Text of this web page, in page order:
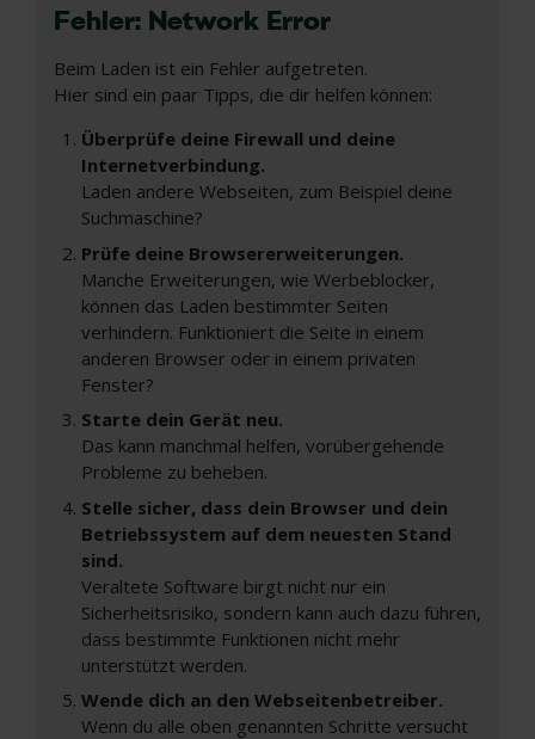
Fehler: Network Error
Beim Laden ist ein Fehler aufgetreten.
Hier sind ein paar Tipps, die dir helfen können:
Überprüfe deine Firewall und deine
Internetverbindung.
Laden andere Webseiten, zum Beispiel deine
Suchmaschine?
Prüfe deine Browsererweiterungen.
Manche Erweiterungen, wie Werbeblocker,
können das Laden bestimmter Seiten
verhindern. Funktioniert die Seite in einem
anderen Browser oder in einem privaten
Fenster?
Starte dein Gerät neu.
Das kann manchmal helfen, vorübergehende
Probleme zu beheben.
Stelle sicher, dass dein Browser und dein
Betriebssystem auf dem neuesten Stand
sind.
Veraltete Software birgt nicht nur ein
Sicherheitsrisiko, sondern kann auch dazu führen,
dass bestimmte Funktionen nicht mehr
unterstützt werden.
Wende dich an den Webseitenbetreiber.
Wenn du alle oben genannten Schritte versucht